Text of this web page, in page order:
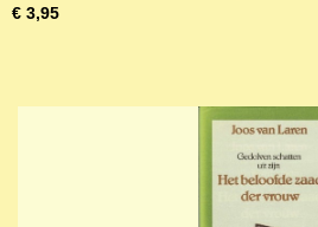
€ 3,95